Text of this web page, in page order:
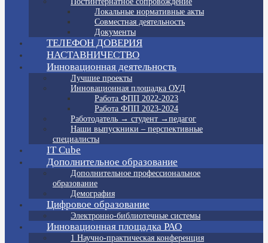
Локальные нормативные акты
Совместная деятельность
Документы
ТЕЛЕФОН ДОВЕРИЯ
НАСТАВНИЧЕСТВО
Инновационная деятельность
Лучшие проекты
Инновационная площадка ОУД
Работа ФПП 2022-2023
Работа ФПП 2023-2024
Работодатель → студент →педагог
Наши выпускники – перспективные
специалисты
IT Cube
Дополнительное образование
Дополнительное профессиональное
образование
Демография
Цифровое образование
Электронно-библиотечные системы
Инновационная площадка РАО
1 Научно-практическая конференция